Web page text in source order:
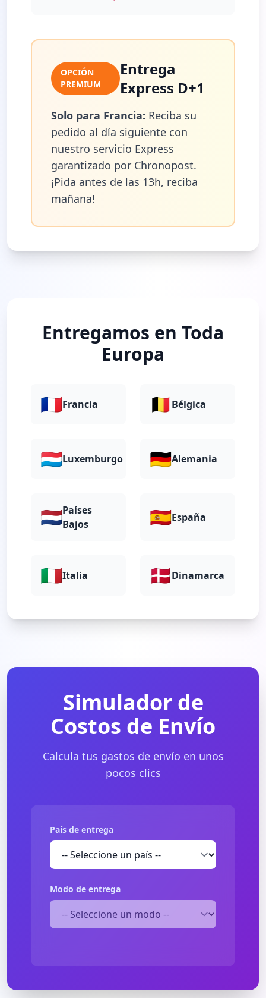
OPCIÓN
PREMIUM
Entrega
Express D+1
Solo para Francia: Reciba su
pedido al día siguiente con
nuestro servicio Express
garantizado por Chronopost.
¡Pida antes de las 13h, reciba
mañana!
Entregamos en Toda
Europa
🇫🇷Francia 🇧🇪Bélgica
🇱🇺Luxemburgo 🇩🇪Alemania
🇳🇱Países
Bajos
🇪🇸España
🇮🇹Italia 🇩🇰Dinamarca
Simulador de
Costos de Envío
Calcula tus gastos de envío en unos
pocos clics
País de entrega
Modo de entrega